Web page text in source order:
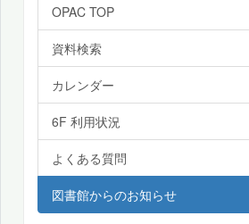
OPAC TOP
資料検索
カレンダー
6F 利用状況
よくある質問
図書館からのお知らせ